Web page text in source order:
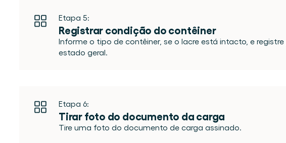
Etapa 5:
Registrar condição do contêiner
Informe o tipo de contêiner, se o lacre está intacto, e
estado geral.
Etapa 6:
Tirar foto do documento da carga
Tire uma foto do documento de carga assinado.